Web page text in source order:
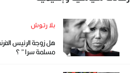
بلا رتوش
هل زوجة الرئيس
مسلمة سرا ” ؟